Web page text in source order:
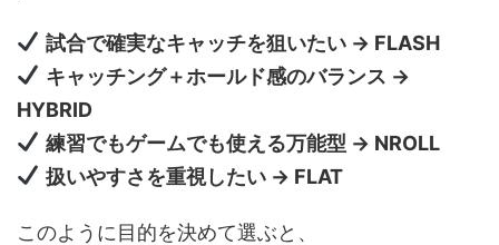
試合で確実なキャッチを狙いたい → FLASH
キャッチング＋ホールド感のバランス →
HYBRID
練習でもゲームでも使える万能型 → NROLL
扱いやすさを重視したい → FLAT
このように目的を決めて選ぶと、